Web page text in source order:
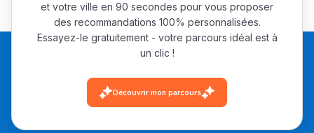
+ de 89 Interviews/Vidéos
et votre ville en 90 secondes pour vous proposer
des recommandations 100% personnalisées.
Essayez-le gratuitement - votre parcours idéal est à
un clic !
Découvrir mon parcours